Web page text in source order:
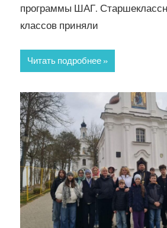
программы ШАГ.
классов приняли
Читать подробнее